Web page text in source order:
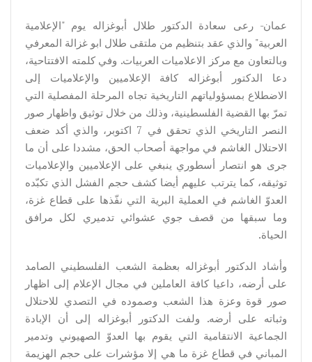
عمان- رعى سعادة الدكتور طلال أبوغزاله يوم "الإعلامية
العربية" والذي عقد بتنظيم من ملتقى طلال ابو غزالة المعرفي
وبالتعاون مع مركز الاعلاميات العربيات. وفي كلمته الافتتاحية،
دعا الدكتور أبوغزاله كافة الإعلاميين والإعلاميات إلى
الاضطلاع بمسؤولياتهم التاريخية تجاه المرحلة المفصلية التي
تمرّ بها القضية الفلسطينية، وذلك من خلال توثيق واظهار صور
النصر التاريخي الذي تحقق في 7 اكتوبر، والذي أكد ضعف
الاحتلال الغاشم في مواجهة أصحاب الحق، مشددا على أن ما
جرى هو انتصار أسطوري ينبغي على الإعلاميين والإعلاميات
توثيقه، كما يترتب عليهم أيضا كشف حجم الفشل الذي تكبّده
العدوّ الغاشم في العملية البرية التي نفّذها على قطاع غزة،
وما سبقها من قصف جوي عشوائي تدميري لكل مرافق
الحياة.
وأشاد الدكتور أبوغزاله بعظمة الشعب الفلسطيني الصامد
على أرضه، داعيا كافة العاملين في مجال الإعلام إلى اظهار
صور قوة وعزة هذا الشعب وصموده في التصدي للاحتلال
وثباته على أرضه. ولفت الدكتور أبوغزاله إلى أن الإبادة
الجماعية الانتقامية التي يقوم بها العدوّ الصهيوني وتدمير
المباني في قطاع غزة ما هي إلا مؤشرات على حجم الهزيمة